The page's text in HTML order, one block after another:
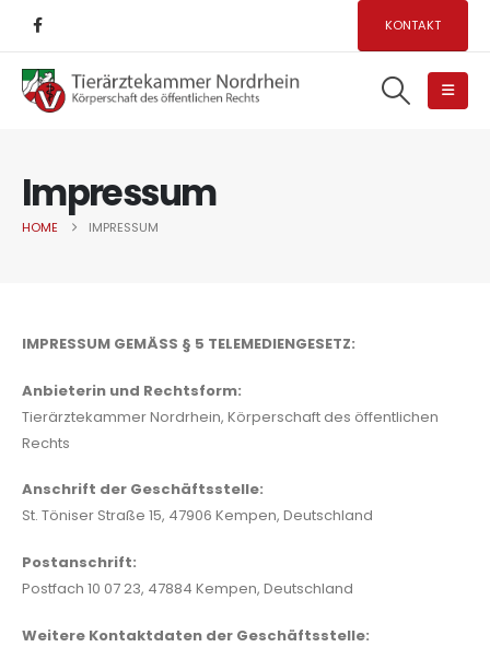
KONTAKT
Impressum
HOME IMPRESSUM
IMPRESSUM GEMÄSS § 5 TELEMEDIENGESETZ:
Anbieterin und Rechtsform:
Tierärztekammer Nordrhein, Körperschaft des öffentlichen
Rechts
Anschrift der Geschäftsstelle:
St. Töniser Straße 15, 47906 Kempen, Deutschland
Postanschrift:
Postfach 10 07 23, 47884 Kempen, Deutschland
Weitere Kontaktdaten der Geschäftsstelle: